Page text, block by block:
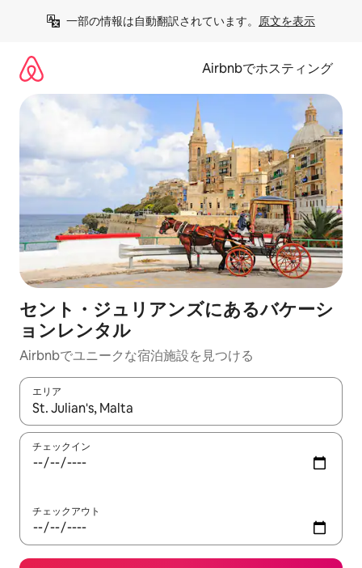
一部の情報は自動翻訳されています。 原文を表示
Airbnbでホスティング
セント・ジュリアンズにあるバケーシ
ョンレンタル
Airbnbでユニークな宿泊施設を見つける
エリア
検索結果が表示されたら、上下の矢印キーを使って移動するか
チェックイン
チェックアウト